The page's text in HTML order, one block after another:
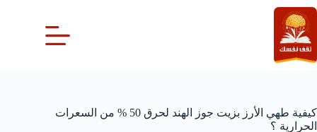
التجاوز
إلى
المحتوى
كيفية طهي الأرز بزيت جوز الهند لحرق 50 % من السعرات
الحرارية ؟